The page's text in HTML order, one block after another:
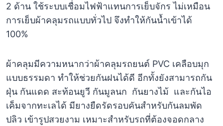
2 ด้าน ใช้ระบบเชื่อมไฟฟ้าแทนการเย็บจักร ไม่เหมือน
การเย็บผ้าคลุมรถแบบทั่วไป จึงทำให้กันน้ำเข้าได้
100%
ผ้าคลุมมีความหนากว่าผ้าคลุมรถยนต์ PVC เคลือบมุก
แบบธรรมดา ทำให้ช่วยกันฝนได้ดี อีกทั้งยังสามารถกัน
ฝุ่น กันแดด สะท้อนยูวี กันมูลนก กันยางไม้ และกันไอ
เค็มจากทะเลได้ มียางยืดรัดรอบคันสำหรับกันลมพัด
ปลิว เข้ารูปสวยงาม เหมาะสำหรับรถที่ต้องจอดกลาง